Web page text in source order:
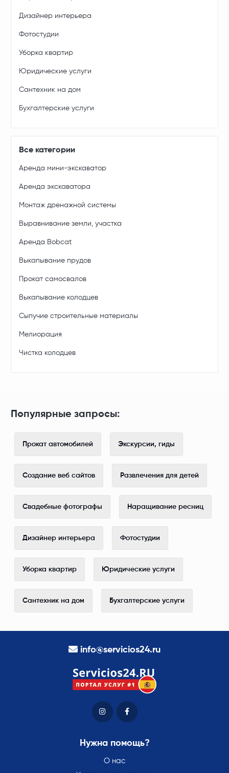
Дизайнер интерьера
Фотостудии
Уборка квартир
Юридические услуги
Сантехник на дом
Бухгалтерские услуги
Все категории
Аренда мини-экскаватор
Аренда экскаватора
Монтаж дренажной системы
Выравнивание земли, участка
Аренда Bobcat
Выкапывание прудов
Прокат самосвалов
Выкапывание колодцев
Сыпучие строительные материалы
Мелиорация
Чистка колодцев
Популярные запросы:
Прокат автомобилей Экскурсии, гиды
Создание веб сайтов Развлечения для детей
Свадебные фотографы Наращивание ресниц
Дизайнер интерьера Фотостудии
Уборка квартир Юридические услуги
Сантехник на дом Бухгалтерские услуги
info@servicios24.ru
Нужна помощь?
О нас